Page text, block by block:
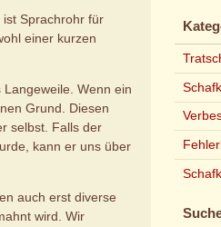
Sprachrohr für
einer kurzen
Wenn ein
Grund. Diesen
selbst. Falls der
kann er uns über
auch erst diverse
wird. Wir